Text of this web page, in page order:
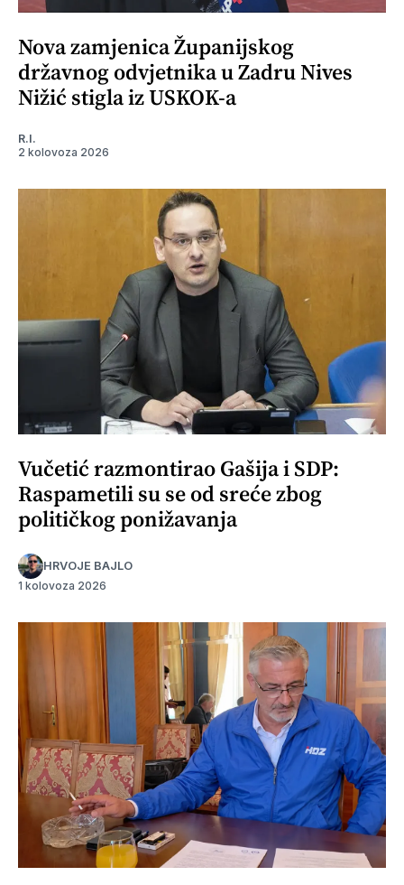
Nova zamjenica Županijskog
državnog odvjetnika u Zadru Nives
Nižić stigla iz USKOK-a
R.I.
2 kolovoza 2026
Vučetić razmontirao Gašija i SDP:
Raspametili su se od sreće zbog
političkog ponižavanja
HRVOJE BAJLO
1 kolovoza 2026